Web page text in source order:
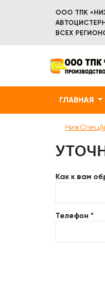
ООО ТПК
ВСЕХ
ГЛАВНАЯ
Как к вам
Телефон *